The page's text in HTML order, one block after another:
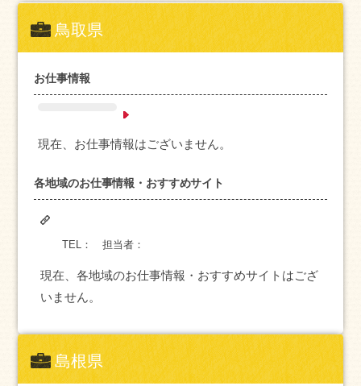
鳥取県
お仕事情報
現在、お仕事情報はございません。
各地域のお仕事情報・おすすめサイト
TEL： 担当者：
現在、各地域のお仕事情報・おすすめサイトはござ
いません。
島根県